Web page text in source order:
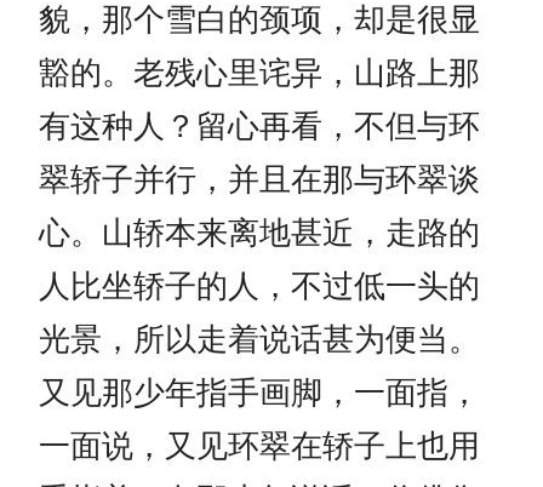
貌，那个雪白的颈项，却是很显
豁的。老残心里诧异，山路上那
有这种人？留心再看，不但与环
翠轿子并行，并且在那与环翠谈
心。山轿本来离地甚近，走路的
人比坐轿子的人，不过低一头的
光景，所以走着说话甚为便当。
又见那少年指手画脚，一面指，
一面说，又见环翠在轿子上也用